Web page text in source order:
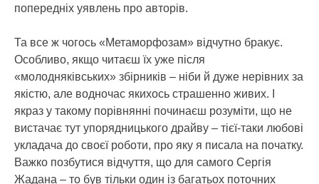
попередніх уявлень про авторів.
Та все ж чогось «Метаморфозам» відчутно бракує.
Особливо, якщо читаєш їх уже після
«молодняківських» збірників – ніби й дуже нерівних за
якістю, але водночас якихось страшенно живих. І
якраз у такому порівнянні починаєш розуміти, що не
вистачає тут упорядницького драйву – тієї-таки любові
укладача до своєї роботи, про яку я писала на початку.
Важко позбутися відчуття, що для самого Сергія
Жадана – то був тільки один із багатьох поточних